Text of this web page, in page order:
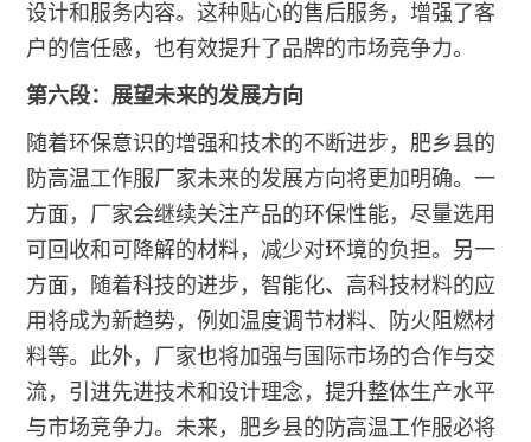
设计和服务内容。这种贴心的售后服务，增强了客
户的信任感，也有效提升了品牌的市场竞争力。
第六段：展望未来的发展方向
随着环保意识的增强和技术的不断进步，肥乡县的
防高温工作服厂家未来的发展方向将更加明确。一
方面，厂家会继续关注产品的环保性能，尽量选用
可回收和可降解的材料，减少对环境的负担。另一
方面，随着科技的进步，智能化、高科技材料的应
用将成为新趋势，例如温度调节材料、防火阻燃材
料等。此外，厂家也将加强与国际市场的合作与交
流，引进先进技术和设计理念，提升整体生产水平
与市场竞争力。未来，肥乡县的防高温工作服必将